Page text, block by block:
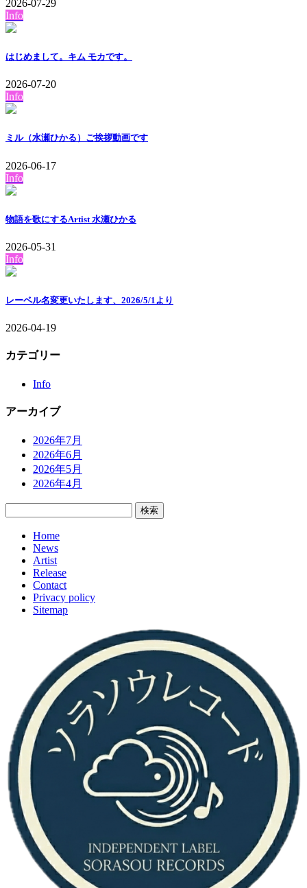
2026-07-29
Info
はじめまして。キム モカです。
2026-07-20
Info
ミル（水瀬ひかる）ご挨拶動画です
2026-06-17
Info
物語を歌にするArtist 水瀬ひかる
2026-05-31
Info
レーベル名変更いたします、2026/5/1より
2026-04-19
カテゴリー
Info
アーカイブ
2026年7月
2026年6月
2026年5月
2026年4月
Home
News
Artist
Release
Contact
Privacy policy
Sitemap